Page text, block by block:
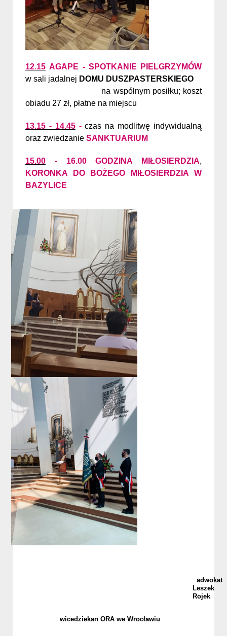
12.15 AGAPE - SPOTKANIE PIELGRZYMÓW
w sali jadalnej DOMU DUSZPASTERSKIEGO
na wspólnym posiłku; koszt
obiadu 27 zł, płatne na miejscu
13.15 - 14.45-czas na modlitwę indywidualną
oraz zwiedzanie SANKTUARIUM
15.00 - 16.00 GODZINA MIŁOSIERDZIA,
KORONKA DO BOŻEGO MIŁOSIERDZIA
W
BAZYLICE
adwokat
Leszek
Rojek
wicedziekan ORA we Wrocławiu